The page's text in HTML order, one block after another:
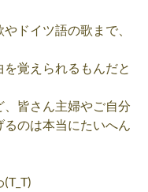
ドイツ語の歌まで、
覚えられるもんだと
皆さん主婦やご自分
のは本当にたいへん